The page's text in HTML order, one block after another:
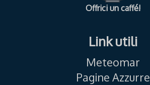
Offrici un caffé!
Link utili
Meteomar
Pagine Azzurre